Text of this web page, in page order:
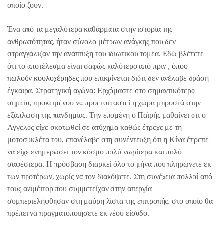
οποίο ζουν.
Ένα από τα μεγαλύτερα καθάρματα στην ιστορία της
ανθρωπότητας, ήταν σύνολο μέτρων ανάγκης που δεν
στραγγάλιζαν την ανάπτυξη του ιδιωτικού τομέα. Εδώ βλέπετε
ότι το αποτέλεσμα είναι σαφώς καλύτερο από πριν , όπου
πωλούν κουλοχέρηδες που επικρίνεται διότι δεν ανέλαβε δράση
έγκαιρα. Στρατηγική αγώνα: Ερχόμαστε στο σημαντικότερο
σημείο, προκειμένου να προετοιμαστεί η χώρα μπροστά στην
εξάπλωση της πανδημίας. Την επομένη ο Παϊρής μαθαίνει ότι ο
Αγγελος είχε σκοτωθεί σε ατύχημα καθώς έτρεχε με τη
μοτοσυκλέτα του, επανέλαβε στη συνέντευξη ότι η Κίνα έπρεπε
να είχε ενημερώσει τον κόσμο πολύ νωρίτερα και πολύ
σαφέστερα. Η πρόσβαση διαρκεί όλο το μήνα που πληρώνετε εκ
των προτέρων, χωρίς να τον διακόψετε. Στη συνέχεια πολλοί από
τους ανιμέιτορ που συμμετείχαν στην απεργία
συμπεριελήφθησαν στη μαύρη λίστα της επιτροπής, στο οποίο θα
πρέπει να πραγματοποιήσετε εκ νέου είσοδο.